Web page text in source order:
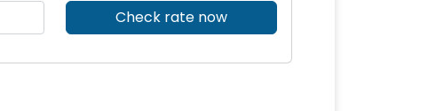
Check rate now